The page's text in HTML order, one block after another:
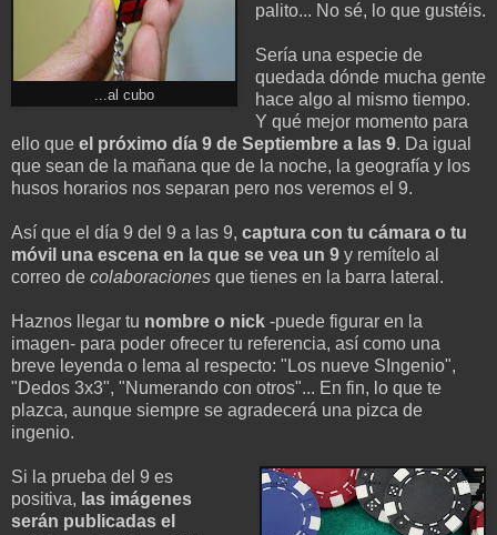
...al cubo
palito... No sé, lo que gustéis.
Sería una especie de
quedada dónde mucha gente
hace algo al mismo tiempo.
Y qué mejor momento para
ello que el próximo día 9 de Septiembre a las 9. Da igual
que sean de la mañana que de la noche, la geografía y los
husos horarios nos separan pero nos veremos el 9.
Así que el día 9 del 9 a las 9, captura con tu cámara o tu
móvil una escena en la que se vea un 9 y remítelo al
correo de colaboraciones que tienes en la barra lateral.
Haznos llegar tu nombre o nick -puede figurar en la
imagen- para poder ofrecer tu referencia, así como una
breve leyenda o lema al respecto: "Los nueve SIngenio",
"Dedos 3x3", "Numerando con otros"... En fin, lo que te
plazca, aunque siempre se agradecerá una pizca de
ingenio.
Si la prueba del 9 es
positiva, las imágenes
serán publicadas el